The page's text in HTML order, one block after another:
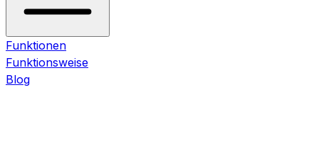
Funktionen
Funktionsweise
Blog